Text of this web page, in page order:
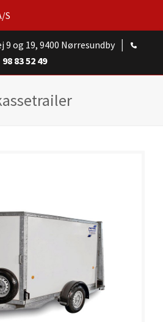
S
9 og 19, 9400 Nørresundby
98 83 52 49